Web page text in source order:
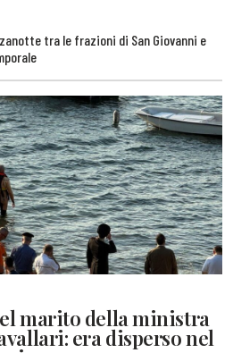
tra le frazioni di San Giovanni e
marito della ministra
era disperso nel